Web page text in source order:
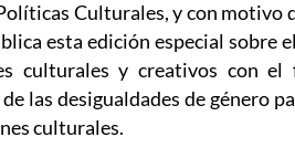
Culturales, y con
esta edición especial sobre
culturales y creativos con
las desigualdades de género
culturales.